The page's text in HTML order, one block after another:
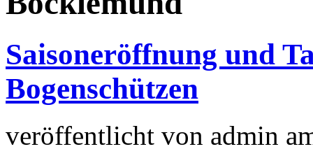
Saisoneröffnung und
Bogenschützen
veröffentlicht von admin